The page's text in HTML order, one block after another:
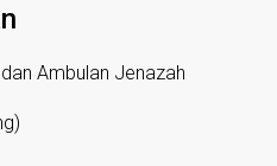
Ambulan Jenazah